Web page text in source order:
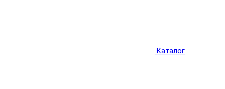
Каталог